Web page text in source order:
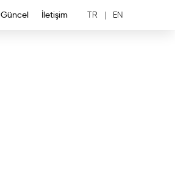
Güncel İletişim TR | EN